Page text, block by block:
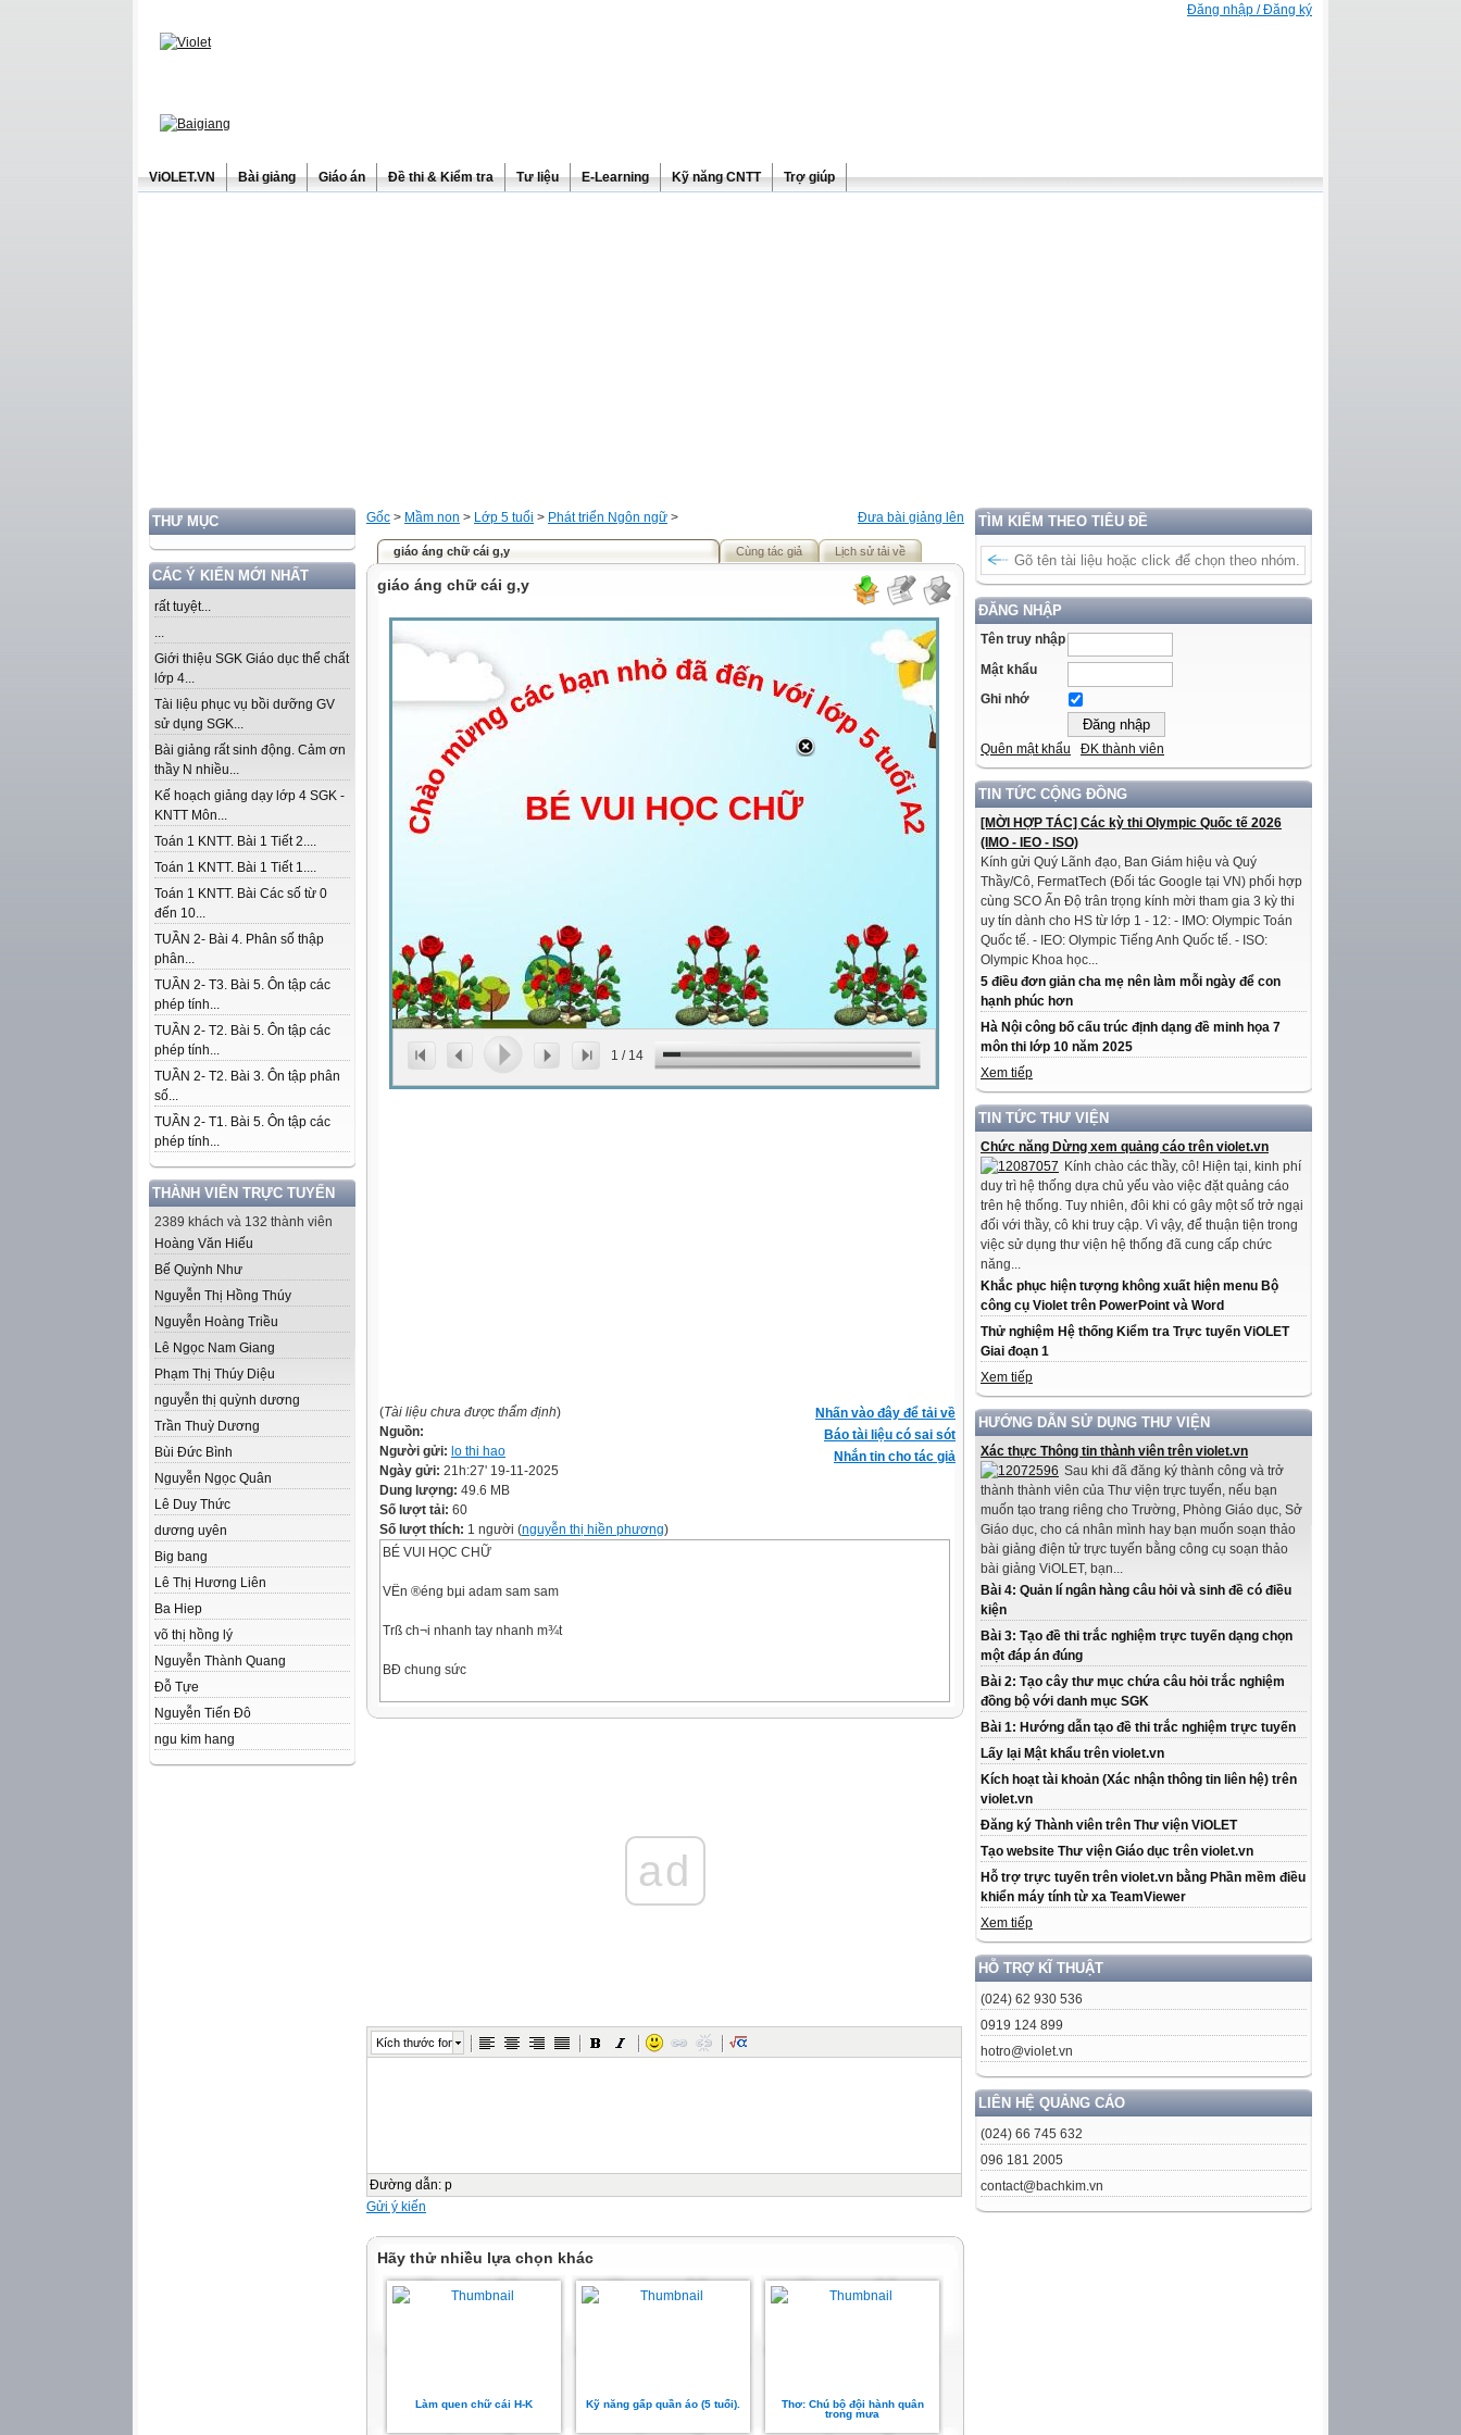
Đăng nhập / Đăng ký
ViOLET.VN Bài giảng Giáo án Đề thi & Kiểm tra Tư liệu E-Learning Kỹ năng CNTT Trợ giúp
THƯ MỤC
CÁC Ý KIẾN MỚI NHẤT
rất tuyệt...
...
Giới thiệu SGK Giáo dục thể chất
lớp 4...
Tài liệu phục vụ bồi dưỡng GV
sử dụng SGK...
Bài giảng rất sinh động. Cảm ơn
thầy N nhiều...
Kế hoạch giảng dạy lớp 4 SGK -
KNTT Môn...
Toán 1 KNTT. Bài 1 Tiết 2....
Toán 1 KNTT. Bài 1 Tiết 1....
Toán 1 KNTT. Bài Các số từ 0
đến 10...
TUẦN 2- Bài 4. Phân số thập
phân...
TUẦN 2- T3. Bài 5. Ôn tập các
phép tính...
TUẦN 2- T2. Bài 5. Ôn tập các
phép tính...
TUẦN 2- T2. Bài 3. Ôn tập phân
số...
TUẦN 2- T1. Bài 5. Ôn tập các
phép tính...
THÀNH VIÊN TRỰC TUYẾN
2389 khách và 132 thành viên
Hoàng Văn Hiếu
Bế Quỳnh Như
Nguyễn Thị Hồng Thúy
Nguyễn Hoàng Triều
Lê Ngọc Nam Giang
Phạm Thị Thúy Diệu
nguyễn thị quỳnh dương
Trần Thuỳ Dương
Bùi Đức Bình
Nguyễn Ngọc Quân
Lê Duy Thức
dương uyên
Big bang
Lê Thị Hương Liên
Ba Hiep
võ thị hồng lý
Nguyễn Thành Quang
Đỗ Tựe
Nguyễn Tiến Đô
ngu kim hang
TÌM KIẾM THEO TIÊU ĐỀ
ĐĂNG NHẬP
Tên truy nhập
Mật khẩu
Ghi nhớ
Quên mật khẩu ĐK thành viên
TIN TỨC CỘNG ĐỒNG
[MỜI HỢP TÁC] Các kỳ thi Olympic Quốc tế 2026
(IMO - IEO - ISO)
Kính gửi Quý Lãnh đạo, Ban Giám hiệu và Quý
Thầy/Cô, FermatTech (Đối tác Google tại VN) phối hợp
cùng SCO Ấn Độ trân trọng kính mời tham gia 3 kỳ thi
uy tín dành cho HS từ lớp 1 - 12: - IMO: Olympic Toán
Quốc tế. - IEO: Olympic Tiếng Anh Quốc tế. - ISO:
Olympic Khoa học...
5 điều đơn giản cha mẹ nên làm mỗi ngày để con
hạnh phúc hơn
Hà Nội công bố cấu trúc định dạng đề minh họa 7
môn thi lớp 10 năm 2025
Xem tiếp
TIN TỨC THƯ VIỆN
Chức năng Dừng xem quảng cáo trên violet.vn
Kính chào các thầy, cô! Hiện tại, kinh phí
duy trì hệ thống dựa chủ yếu vào việc đặt quảng cáo
trên hệ thống. Tuy nhiên, đôi khi có gây một số trở ngại
đối với thầy, cô khi truy cập. Vì vậy, để thuận tiện trong
việc sử dụng thư viện hệ thống đã cung cấp chức
năng...
Khắc phục hiện tượng không xuất hiện menu Bộ
công cụ Violet trên PowerPoint và Word
Thử nghiệm Hệ thống Kiểm tra Trực tuyến ViOLET
Giai đoạn 1
Xem tiếp
HƯỚNG DẪN SỬ DỤNG THƯ VIỆN
Xác thực Thông tin thành viên trên violet.vn
Sau khi đã đăng ký thành công và trở
thành thành viên của Thư viện trực tuyến, nếu bạn
muốn tạo trang riêng cho Trường, Phòng Giáo dục, Sở
Giáo dục, cho cá nhân mình hay bạn muốn soạn thảo
bài giảng điện tử trực tuyến bằng công cụ soạn thảo
bài giảng ViOLET, bạn...
Bài 4: Quản lí ngân hàng câu hỏi và sinh đề có điều
kiện
Bài 3: Tạo đề thi trắc nghiệm trực tuyến dạng chọn
một đáp án đúng
Bài 2: Tạo cây thư mục chứa câu hỏi trắc nghiệm
đồng bộ với danh mục SGK
Bài 1: Hướng dẫn tạo đề thi trắc nghiệm trực tuyến
Lấy lại Mật khẩu trên violet.vn
Kích hoạt tài khoản (Xác nhận thông tin liên hệ) trên
violet.vn
Đăng ký Thành viên trên Thư viện ViOLET
Tạo website Thư viện Giáo dục trên violet.vn
Hỗ trợ trực tuyến trên violet.vn bằng Phần mềm điều
khiển máy tính từ xa TeamViewer
Xem tiếp
HỖ TRỢ KĨ THUẬT
(024) 62 930 536
0919 124 899
hotro@violet.vn
LIÊN HỆ QUẢNG CÁO
(024) 66 745 632
096 181 2005
contact@bachkim.vn
Đưa bài giảng lên
Gốc > Mầm non > Lớp 5 tuổi > Phát triển Ngôn ngữ >
giáo áng chữ cái g,y Cùng tác giả Lịch sử tải về
giáo áng chữ cái g,y
1 / 14
Nhấn vào đây để tải về
Báo tài liệu có sai sót
Nhắn tin cho tác giả
(Tài liệu chưa được thẩm định)
Nguồn:
Người gửi: lo thi hao
Ngày gửi: 21h:27' 19-11-2025
Dung lượng: 49.6 MB
Số lượt tải: 60
Số lượt thích: 1 người (nguyễn thị hiền phương)
BÉ VUI HỌC CHỮ
VËn ®éng bµi adam sam sam
Trß ch¬i nhanh tay nhanh m¾t
BÐ chung sức
ad
Kích thước font
Đường dẫn: p
Gửi ý kiến
Hãy thử nhiều lựa chọn khác
Làm quen chữ cái H-K Kỹ năng gấp quần áo (5 tuổi).
Thơ: Chú bộ đội hành quân
trong mưa